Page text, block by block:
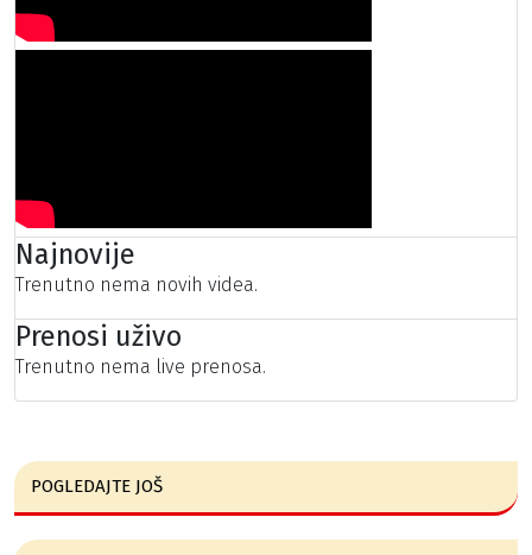
Najnovije
Trenutno nema novih videa.
Prenosi uživo
Trenutno nema live prenosa.
POGLEDAJTE JOŠ